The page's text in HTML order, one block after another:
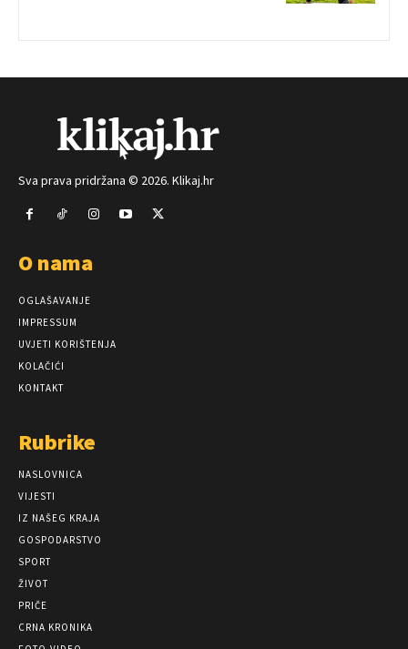
Sva prava pridržana © 2026. Klikaj.hr
O nama
OGLAŠAVANJE
IMPRESSUM
UVJETI KORIŠTENJA
KOLAČIĆI
KONTAKT
Rubrike
NASLOVNICA
VIJESTI
IZ NAŠEG KRAJA
GOSPODARSTVO
SPORT
ŽIVOT
PRIČE
CRNA KRONIKA